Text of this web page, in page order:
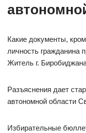
Какие документы,
личность гражданина
Житель г.
Разъяснения дает
автономной области
Избирательные